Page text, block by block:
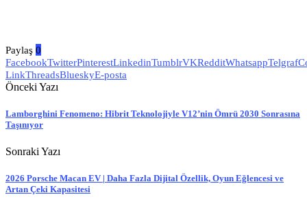
Paylaş 0
FacebookTwitterPinterestLinkedinTumblrVKRedditWhatsappTelgraf
LinkThreadsBlueskyE-posta
Önceki Yazı
Lamborghini Fenomeno: Hibrit Teknolojiyle V12’nin Ömrü 2030 Sonrasına
Taşınıyor
Sonraki Yazı
2026 Porsche Macan EV | Daha Fazla Dijital Özellik, Oyun Eğlencesi ve
Artan Çeki Kapasitesi